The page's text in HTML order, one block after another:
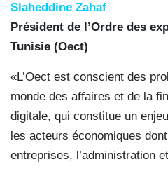
Slaheddine Zahaf
Président de l’Ordre des
Tunisie (Oect)
«L’Oect est conscient des
monde des affaires et de la
digitale, qui constitue un
les acteurs économiques
entreprises, l’administration